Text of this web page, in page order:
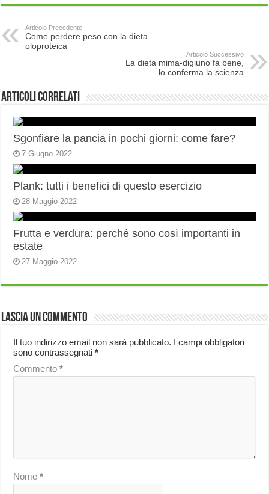
Articolo Precedente
Come perdere peso con la dieta
oloproteica
Articolo Successivo
La dieta mima-digiuno fa bene,
lo conferma la scienza
Articoli correlati
Sgonfiare la pancia in pochi giorni: come fare?
7 Giugno 2022
Plank: tutti i benefici di questo esercizio
28 Maggio 2022
Frutta e verdura: perché sono così importanti in
estate
27 Maggio 2022
Lascia un commento
Il tuo indirizzo email non sarà pubblicato. I campi obbligatori
sono contrassegnati*
Commento*
Nome*